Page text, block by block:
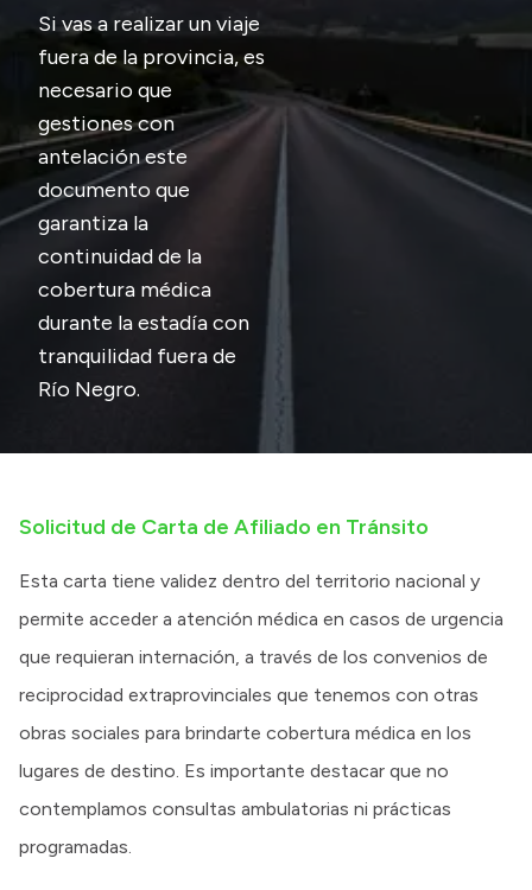
Licitaciones
Consulta de expedientes
Si vas a realizar un viaje
fuera de la provincia, es
necesario que
gestiones con
antelación este
documento que
garantiza la
continuidad de la
cobertura médica
durante la estadía con
tranquilidad fuera de
Río Negro.
Solicitud de Carta de Afiliado en Tránsito
Esta carta tiene validez dentro del territorio nacional y
permite acceder a atención médica en casos de urgencia
que requieran internación, a través de los convenios de
reciprocidad extraprovinciales que tenemos con otras
obras sociales para brindarte cobertura médica en los
lugares de destino. Es importante destacar que no
contemplamos consultas ambulatorias ni prácticas
programadas.